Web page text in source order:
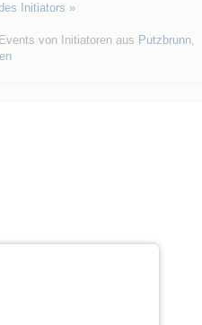
Initiators »
von Initiatoren aus Putzbrunn,